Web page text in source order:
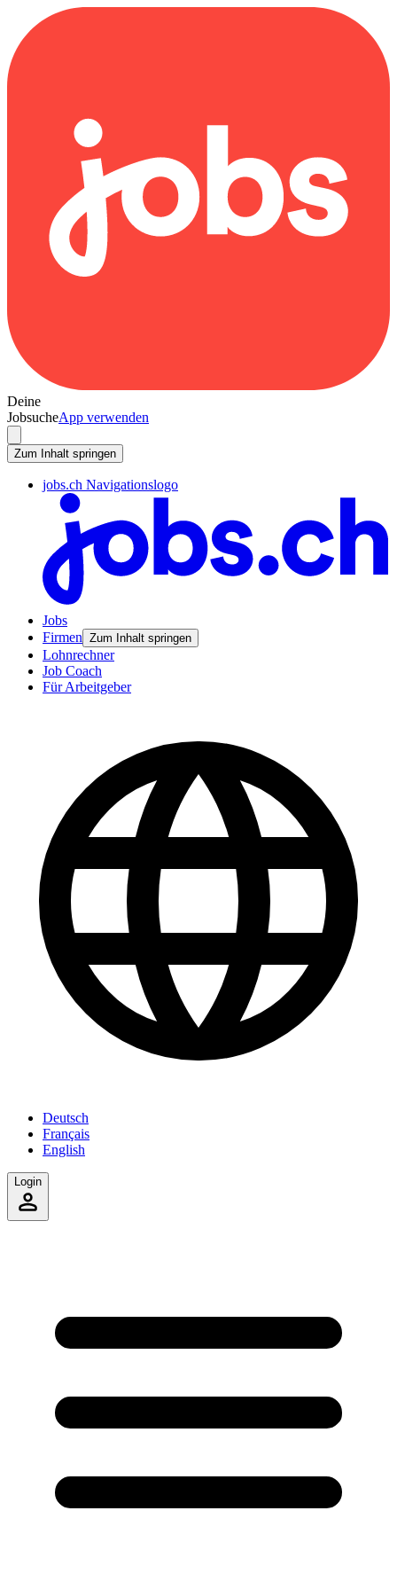
Deine
JobsucheApp verwenden
Zum Inhalt springen
jobs.ch Navigationslogo
Jobs
Firmen Zum Inhalt springen
Lohnrechner
Job Coach
Für Arbeitgeber
Deutsch
Français
English
Login